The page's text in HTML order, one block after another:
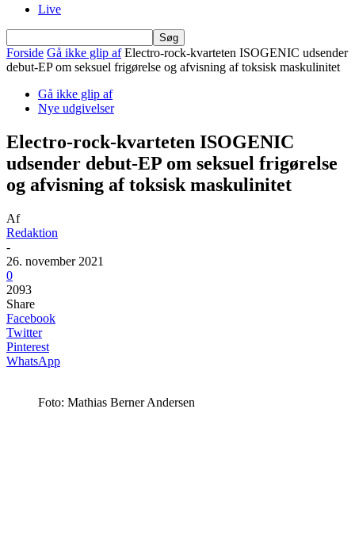
Live
Forside Gå ikke glip af Electro-rock-kvarteten ISOGENIC udsender
debut-EP om seksuel frigørelse og afvisning af toksisk maskulinitet
Gå ikke glip af
Nye udgivelser
Electro-rock-kvarteten ISOGENIC
udsender debut-EP om seksuel frigørelse
og afvisning af toksisk maskulinitet
Af
Redaktion
-
26. november 2021
0
2093
Share
Facebook
Twitter
Pinterest
WhatsApp
Foto: Mathias Berner Andersen